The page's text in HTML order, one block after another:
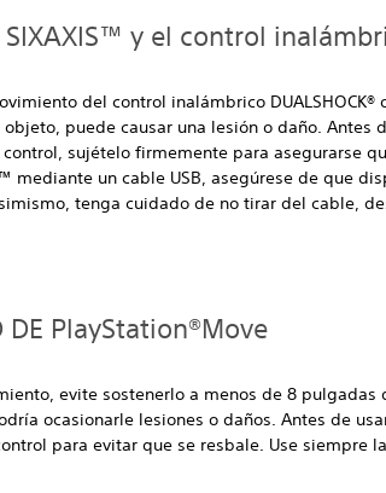
y el control
del control inalámbrico
puede causar una lesión o daño.
sujételo firmemente para asegurarse
mediante un cable USB, asegúrese de que
tenga cuidado de no tirar del cable,
DE PlayStation®Move
evite sostenerlo a menos de 8
ocasionarle lesiones o daños. Antes de
para evitar que se resbale. Use siempre